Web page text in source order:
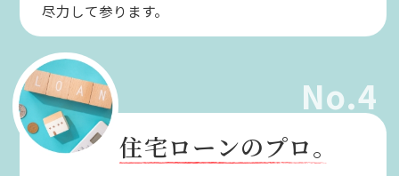
尽力して参ります。
No.4
住宅ローンのプロ。